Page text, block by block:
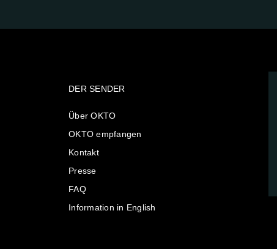
DER SENDER
Über OKTO
OKTO empfangen
Kontakt
Presse
FAQ
Information in English